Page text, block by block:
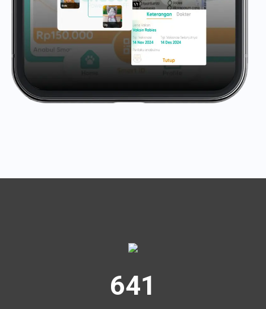
641